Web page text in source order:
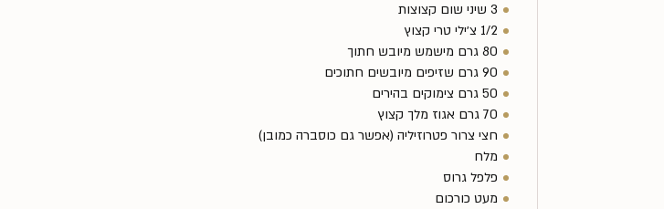
3 שיני שום קצוצות
1/2 צ׳ילי טרי קצוץ
80 גרם מישמש מיובש חתוך
90 גרם שזיפים מיובשים חתוכים
50 גרם צימוקים בהירים
70 גרם אגוז מלך קצוץ
חצי צרור פטרוזיליה (אפשר גם כוסברה כמובן)
מלח
פלפל גרוס
מעט כורכום